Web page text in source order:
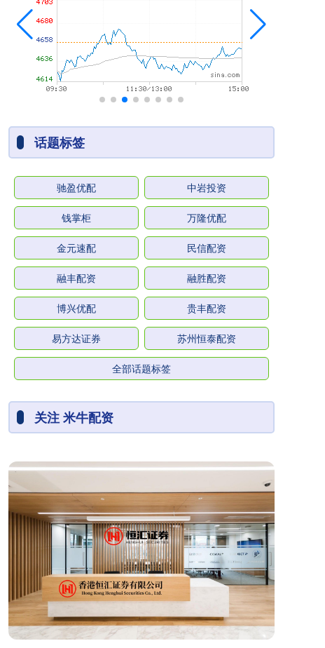
话题标签
驰盈优配 中岩投资
钱掌柜 万隆优配
金元速配 民信配资
融丰配资 融胜配资
博兴优配 贵丰配资
易方达证券 苏州恒泰配资
全部话题标签
关注 米牛配资